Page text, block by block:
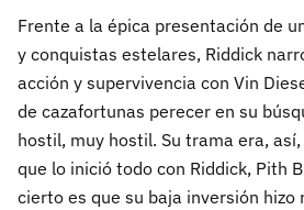
Frente a la épica presentación de
y conquistas estelares, Riddick
acción y supervivencia con Vin
de cazafortunas perecer en su
hostil, muy hostil. Su trama era,
que lo inició todo con Riddick, Pith
cierto es que su baja inversión